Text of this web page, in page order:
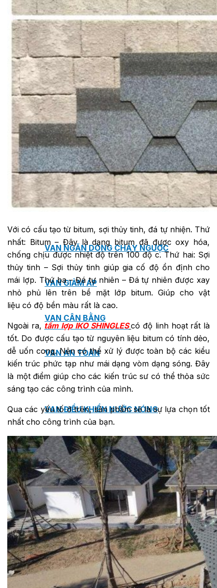
VAN NGẮT
VAN CỔNG
VAN BI
VAN BƯỚM
VAN CẦU
VAN ĐIỀU CHỈNH ÁP SUẤT
VAN ĐIỆN 2 NGÃ
VAN ĐIỆN TỪ ĐÓNG MỞ
VAN MỘT CHIỀU
VAN ĐIỀU KHIỂN TỰ ĐỘNG
VAN NGĂN DÒNG CHẢY NGƯỢC
VAN GIẢM ÁP
VAN CÂN BẰNG
VAN AN TOÀN
VAN ĐIỀU KHIỂN NƯỚC NÓNG
VAN XẢ KHÍ
BỘ LỌC
BỘ NỐI
Dự án
Catalogue
Với có cấu tạo từ bitum, sợi thủy tinh, đá tự nhiện. Thứ
nhất: Bitum – Đây là dạng bitum đã được oxy hóa,
chống chịu được nhiệt độ trên 100 độ c. Thứ hai: Sợi
thủy tinh – Sợi thủy tinh giúp gia cố độ ổn định cho
mái lợp. Thứ ba – Đá tự nhiên – Đá tự nhiên được xay
nhỏ phủ lên trên bề mặt lớp bitum. Giúp cho vật
liệu có độ bền màu rất là cao.
Ngoài ra, tấm lợp IKO SHINGLES có độ linh hoạt rất là
tốt. Do được cấu tạo từ nguyên liệu bitum có tính dẻo,
dễ uốn cong. Nên có thể xử lý được toàn bộ các kiểu
kiến trúc phức tạp như mái dạng vòm dạng sóng. Đây
là một điểm giúp cho các kiến trúc sư có thể thỏa sức
sáng tạo các công trình của mình.
Qua các yếu tố ở trên, sản phẩm sẽ là sự lựa chọn tốt
nhất cho công trình của bạn.